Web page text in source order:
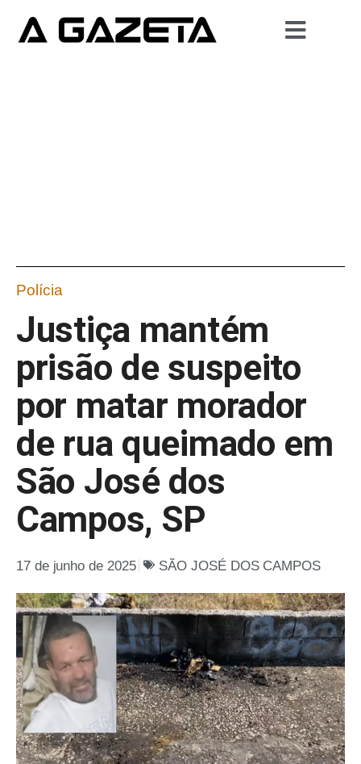
Polícia
Justiça mantém
prisão de suspeito
por matar morador
de rua queimado em
São José dos
Campos, SP
17 de junho de 2025 SÃO JOSÉ DOS CAMPOS